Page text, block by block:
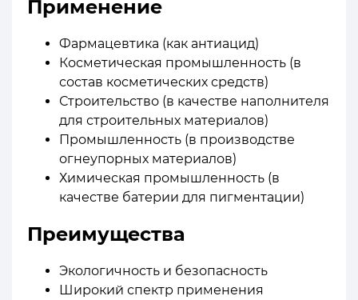
Применение
Фармацевтика (как антиацид)
Косметическая промышленность (в
состав косметических средств)
Строительство (в качестве наполнителя
для строительных материалов)
Промышленность (в производстве
огнеупорных материалов)
Химическая промышленность (в
качестве батерии для пигментации)
Преимущества
Экологичность и безопасность
Широкий спектр применения